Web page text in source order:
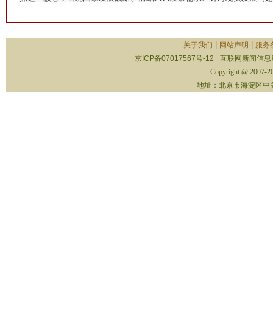
关于我们 网站声明
服务
京ICP备07017567号-12
互联网新闻信
Copyright @ 2007-
地址：北京市海淀区中